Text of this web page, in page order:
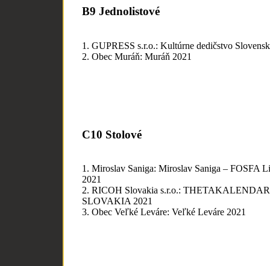
B9 Jednolistové
1. GUPRESS s.r.o.: Kultúrne dedičstvo
2. Obec Muráň: Muráň 2021
C10 Stolové
1. Miroslav Saniga: Miroslav Saniga – FOSFA
2021
2. RICOH Slovakia s.r.o.:
SLOVAKIA 2021
3. Obec Veľké Leváre: Veľké Leváre 2021